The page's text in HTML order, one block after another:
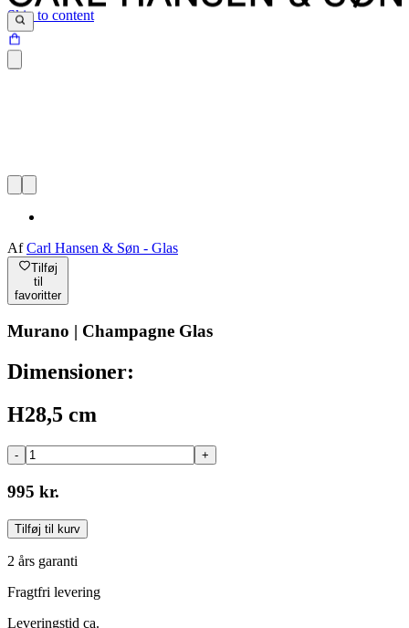
Skip to content
AfCarl Hansen & Søn - Glas
Tilføj
til
favoritter
Murano | Champagne Glas
Dimensioner:
H28,5 cm
- +
995 kr.
Tilføj til kurv
2 års garanti
Fragtfri levering
Leveringstid ca.